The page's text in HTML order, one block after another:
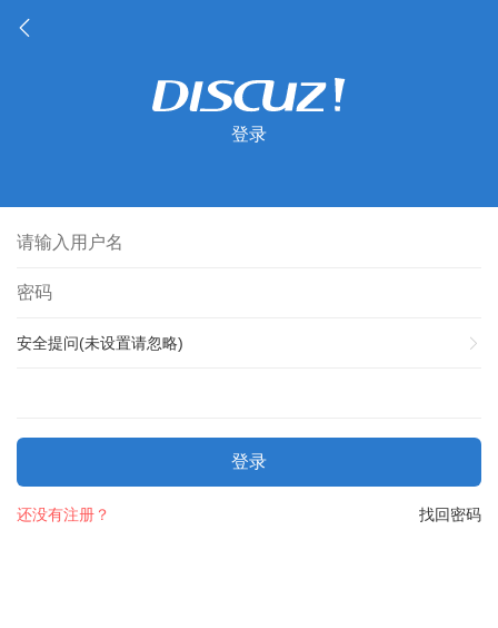
登录
安全提问(未设置请忽略)
登录
找回密码
还没有注册？